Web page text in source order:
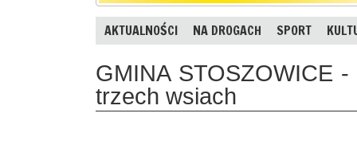
AKTUALNOŚCI NA DROGACH SPORT
GMINA STOSZOWICE
trzech wsiach